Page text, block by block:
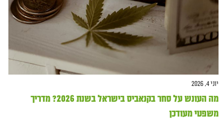
יוני 4, 2026
מה העונש על סחר בקנאביס בישראל בשנת 2026? מדריך
משפטי מעודכן